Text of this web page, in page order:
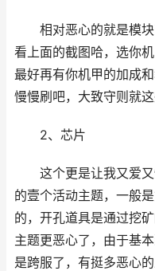
相对恶心的就是模块
看上面的截图哈，选你
最好再有你机甲的加成
慢慢刷吧，大致守则就
2、芯片
这个更是让我又爱又
的壹个活动主题，一般
的，开孔道具是通过挖
主题更恶心了，由于基
是跨服了，有挺多恶心